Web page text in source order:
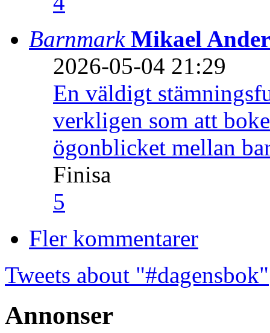
Barnmark Mikael
2026-05-04 21:29
En väldigt
verkligen som att
ögonblicket mellan
Finisa
5
Fler kommentarer
Tweets about "#dagensbok"
Annonser